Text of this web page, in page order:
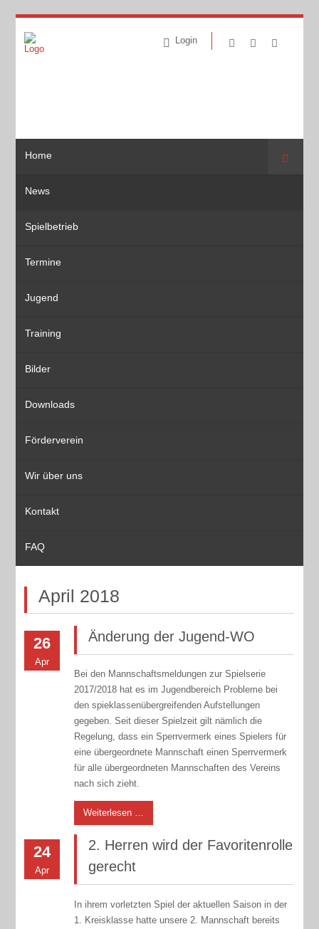
Login
Home
News
Spielbetrieb
Termine
Jugend
Training
Bilder
Downloads
Förderverein
Wir über uns
Kontakt
FAQ
Suche
April 2018
26
Apr
Änderung der Jugend-WO
Bei den Mannschaftsmeldungen zur Spielserie
2017/2018 hat es im Jugendbereich Probleme bei
den spieklassenübergreifenden Aufstellungen
gegeben. Seit dieser Spielzeit gilt nämlich die
Regelung, dass ein Sperrvermerk eines Spielers für
eine übergeordnete Mannschaft einen Sperrvermerk
für alle übergeordneten Mannschaften des Vereins
nach sich zieht.
Weiterlesen …
24
Apr
2. Herren wird der Favoritenrolle
gerecht
In ihrem vorletzten Spiel der aktuellen Saison in der
1. Kreisklasse hatte unsere 2. Mannschaft bereits